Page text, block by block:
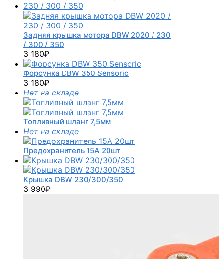
Задняя крышка мотора DBW 2020 / 230
/ 300 / 350
3 180₽
Форсунка DBW 350 Sensoric
3 180₽
Нет на складе
Топливный шланг 7,5мм
Нет на складе
Предохранитель 15А 20шт
Крышка DBW 230/300/350
3 990₽